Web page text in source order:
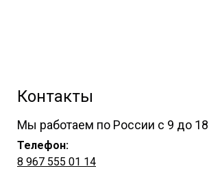
Контакты
Мы работаем по России с 9 до 18
Телефон:
8 967 555 01 14